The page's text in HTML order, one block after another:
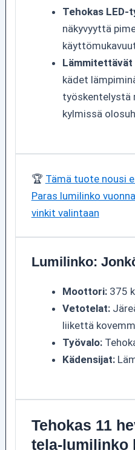
Tehokas LED-
näkyvyyttä
Lämmitettävät
kädet
työskentelystä
kylmissä
🏆 Tämä tuote nousi
Paras lumilinko
vinkit valintaan
Lumilinko:
Moottori:375
Vetotelat:
liikettä
Työvalo:
Kädensijat:
Tehokas 11
tela-lumilinko